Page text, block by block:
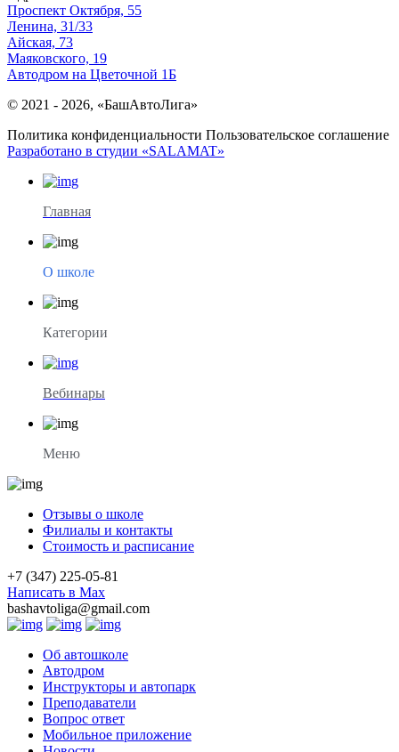
Проспект Октября, 55
Ленина, 31/33
Айская, 73
Маяковского, 19
Автодром на Цветочной 1Б
© 2021 - 2026, «БашАвтоЛига»
Политика конфиденциальности Пользовательское соглашение
Разработано в студии «SALAMAT»
Главная
О школе
Категории
Вебинары
Меню
Отзывы о школе
Филиалы и контакты
Стоимость и расписание
+7 (347) 225-05-81
Написать в Max
bashavtoliga@gmail.com
Об автошколе
Автодром
Инструкторы и автопарк
Преподаватели
Вопрос ответ
Мобильное приложение